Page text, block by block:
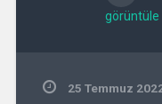
görüntüle
25 Temmuz